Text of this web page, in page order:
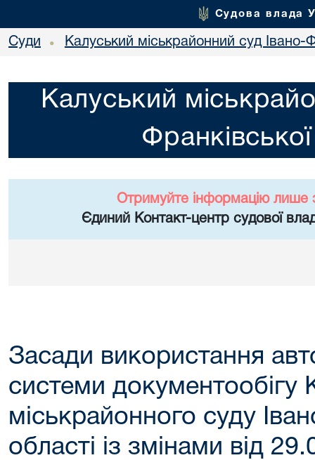
Судова влада
Суди • Калуський міськрайонний суд Івано-
Калуський
Отримуйте інформацію лише
Єдиний Контакт-центр судової
Засади використання
системи документообігу
міськрайонного суду
області із змінами від